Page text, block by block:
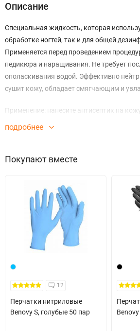
Описание
Специальная жидкость, которая
обработке ногтей, так и для общей
Применяется перед проведением
педикюра и наращивания. Не требует
ополаскивания водой. Эффективно
сушит кожу, обладает смягчающим и
Применение: нанесите антисептик на
полного высыхания/
подробнее
Покупают вместе
12
Перчатки нитриловые
Benovy S, голубые 50 пар